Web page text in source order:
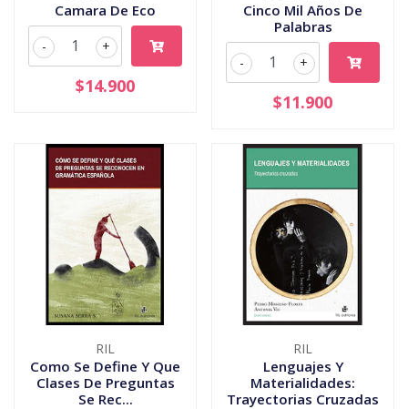
Camara De Eco
+
-
$14.900
Cinco Mil Años De
Palabras
+
-
$11.900
RIL
Como Se Define Y Que
Clases De Preguntas
Se Rec...
RIL
Lenguajes Y
Materialidades:
Trayectorias Cruzadas